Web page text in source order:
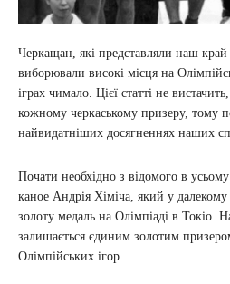
Черкащан, які представляли наш
виборювали високі місця на
іграх чимало. Цієї статті не
кожному черкаському призеру, тому
найвидатніших досягненнях наших
Почати необхідно з відомого в усьому
каное Андрія Хіміча, який у
золоту медаль на Олімпіаді в Токіо.
залишається єдиним золотим
Олімпійських ігор.